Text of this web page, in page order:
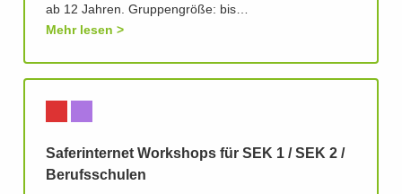
ab 12 Jahren. Gruppengröße: bis…
Mehr lesen
Saferinternet Workshops für SEK 1 / SEK 2 /
Berufsschulen